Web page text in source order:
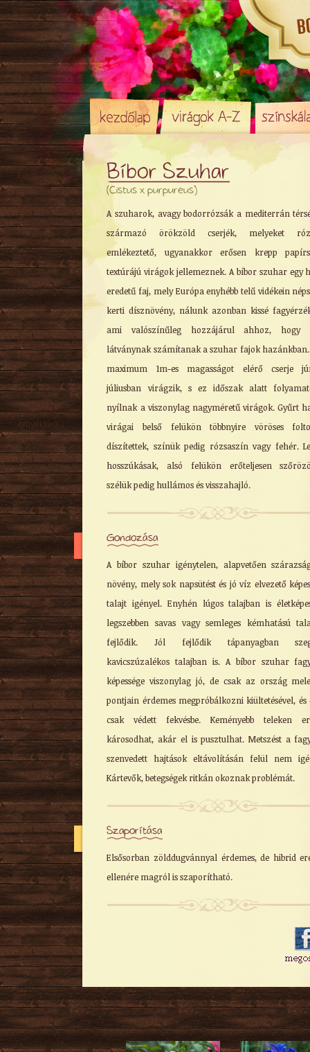
Bíbor Szuhar
(Cistus x purpureus)
A szuharok, avagy bodorrózsák a mediterrán
származó örökzöld cserjék, melyeket
emlékeztető, ugyanakkor erősen krepp
textúrájú virágok jellemeznek. A bíbor szuhar egy
eredetű faj, mely Európa enyhébb telű vidékein
kerti dísznövény, nálunk azonban kissé
ami valószínűleg hozzájárul ahhoz, hogy
látványnak számítanak a szuhar fajok hazánkban.
maximum 1m-es magasságot elérő cserje
júliusban virágzik, s ez időszak alatt
nyílnak a viszonylag nagyméretű virágok. Gyűrt
virágai belső felükön többnyire vöröses
díszítettek, színük pedig rózsaszín vagy fehér.
hosszúkásak, alsó felükön erőteljesen
szélük pedig hullámos és visszahajló.
Gondozása
A bíbor szuhar igénytelen, alapvetően
növény, mely sok napsütést és jó víz elvezető
talajt igényel. Enyhén lúgos talajban is
legszebben savas vagy semleges kémhatású
fejlődik. Jól fejlődik tápanyagban
kavicszúzalékos talajban is. A bíbor szuhar
képessége viszonylag jó, de csak az ország
pontjain érdemes megpróbálkozni kiültetésével, és
csak védett fekvésbe. Keményebb teleken
károsodhat, akár el is pusztulhat. Metszést a
szenvedett hajtások eltávolításán felül nem
Kártevők, betegségek ritkán okoznak problémát.
Szaporítása
Elsősorban zölddugvánnyal érdemes, de hibrid
ellenére magról is szaporítható.
Egynyári
Évelő (Cserje)
Hagyma/ Gumó
Örökzöld
Sziklakerti
Alacsony
Közepes
Magas
Tavaszi
Őszi
Kúszó
Mediterrán
Virágzó cserje
Talajtakaró
Árnyéktűrő
Szobanövény